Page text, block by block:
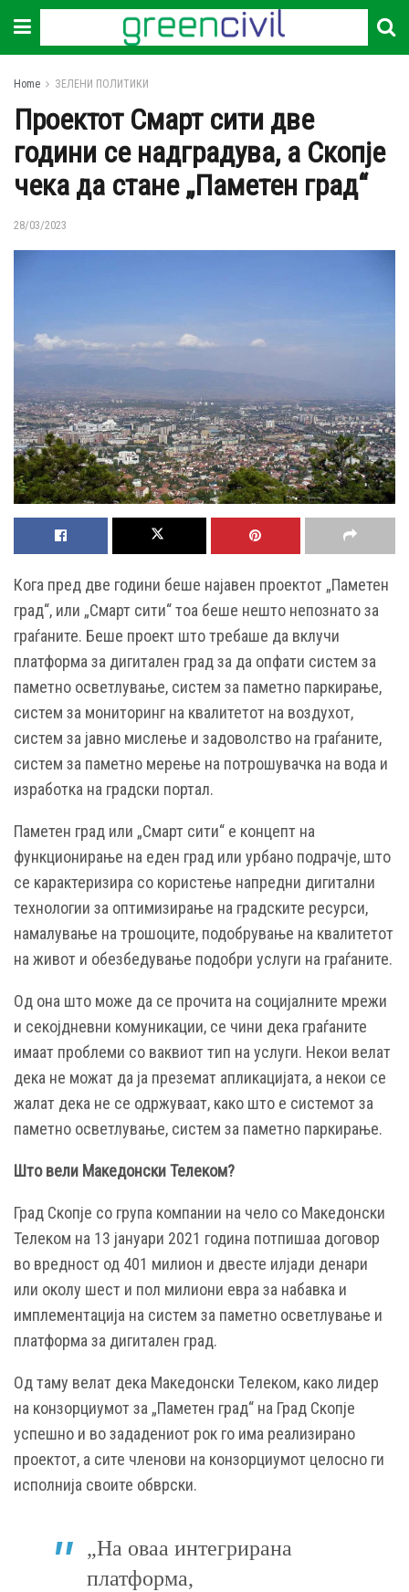
Home ЗЕЛЕНИ ПОЛИТИКИ
Проектот Смарт сити две
години се надградува, а Скопје
чека да стане „Паметен град“
28/03/2023
Кога пред две години беше најавен проектот „Паметен
град“, или „Смарт сити“ тоа беше нешто непознато за
граѓаните. Беше проект што требаше да вклучи
платформа за дигитален град за да опфати систем за
паметно осветлување, систем за паметно паркирање,
систем за мониторинг на квалитетот на воздухот,
систем за јавно мислење и задоволство на граѓаните,
систем за паметно мерење на потрошувачка на вода и
изработка на градски портал.
Паметен град или „Смарт сити“ е концепт на
функционирање на еден град или урбано подрачје, што
се карактеризира со користење напредни дигитални
технологии за оптимизирање на градските ресурси,
намалување на трошоците, подобрување на квалитетот
на живот и обезбедување подобри услуги на граѓаните.
Од она што може да се прочита на социјалните мрежи
и секојдневни комуникации, се чини дека граѓаните
имаат проблеми со ваквиот тип на услуги. Некои велат
дека не можат да ја преземат апликацијата, а некои се
жалат дека не се одржуваат, како што е системот за
паметно осветлување, систем за паметно паркирање.
Што вели Македонски Телеком?
Град Скопје со група компании на чело со Македонски
Телеком на 13 јануари 2021 година потпишаа договор
во вредност од 401 милион и двесте илјади денари
или околу шест и пол милиони евра за набавка и
имплементација на систем за паметно осветлување и
платформа за дигитален град.
Од таму велат дека Македонски Тeлеком, како лидер
на конзорциумот за „Паметен град“ на Град Скопје
успешно и во зададениот рок го има реализирано
проектот, а сите членови на конзорциумот целосно ги
исполнија своите обврски.
„На оваа интегрирана
платформа,